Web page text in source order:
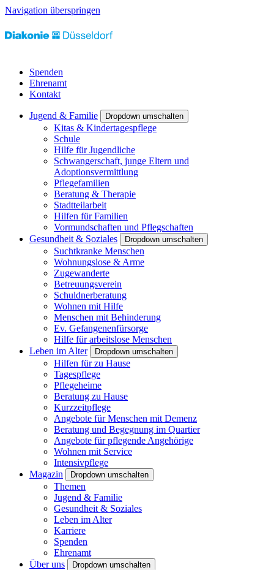
Navigation überspringen
Spenden
Ehrenamt
Kontakt
Jugend & Familie Dropdown umschalten
Kitas & Kindertagespflege
Schule
Hilfe für Jugendliche
Schwangerschaft, junge Eltern und
Adoptionsvermittlung
Pflegefamilien
Beratung & Therapie
Stadtteilarbeit
Hilfen für Familien
Vormundschaften und Pflegschaften
Gesundheit & Soziales
Dropdown umschalten
Suchtkranke Menschen
Wohnungslose & Arme
Zugewanderte
Betreuungsverein
Schuldnerberatung
Wohnen mit Hilfe
Menschen mit Behinderung
Ev. Gefangenenfürsorge
Hilfe für arbeitslose Menschen
Leben im Alter
Dropdown umschalten
Hilfen für zu Hause
Tagespflege
Pflegeheime
Beratung zu Hause
Kurzzeitpflege
Angebote für Menschen mit Demenz
Beratung und Begegnung im Quartier
Angebote für pflegende Angehörige
Wohnen mit Service
Intensivpflege
Magazin
Dropdown umschalten
Themen
Jugend & Familie
Gesundheit & Soziales
Leben im Alter
Karriere
Spenden
Ehrenamt
Über uns
Dropdown umschalten